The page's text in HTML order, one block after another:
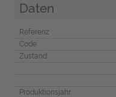
Daten
Referenz
Code
Zustand
Produktionsjahr